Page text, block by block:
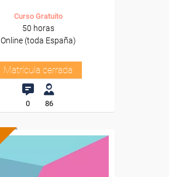
Curso Gratuito
50 horas
Online (toda España)
Matrícula cerrada
0 86